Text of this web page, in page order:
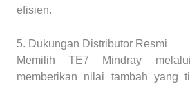
efisien.
5. Dukungan Distributor Resmi
Memilih TE7 Mindray
memberikan nilai tambah yang